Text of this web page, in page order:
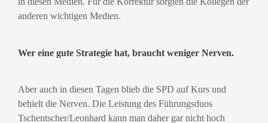
anderen wichtigen Medien.
Wer eine gute Strategie hat, braucht weniger Nerven.
Aber auch in diesen Tagen blieb die SPD auf Kurs und
behielt die Nerven. Die Leistung des Führungsduos
Tschentscher/Leonhard kann man daher gar nicht hoch